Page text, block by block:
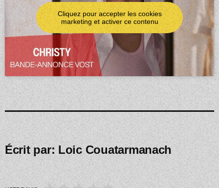
Cliquez pour accepter les cookies
marketing et activer ce contenu
Écrit par:Loic Couatarmanach